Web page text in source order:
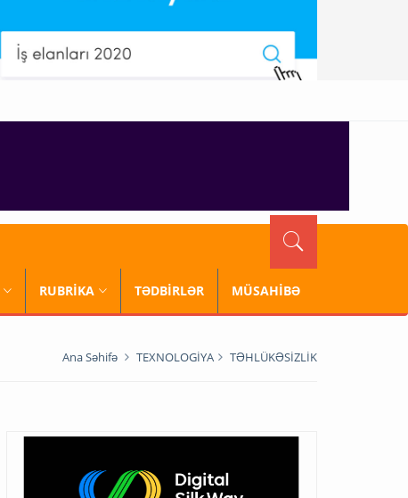
RUBRİKA TƏDBİRLƏR MÜSAHİBƏ
Ana Səhifə TEXNOLOGİYA TƏHLÜKƏSİZLİK